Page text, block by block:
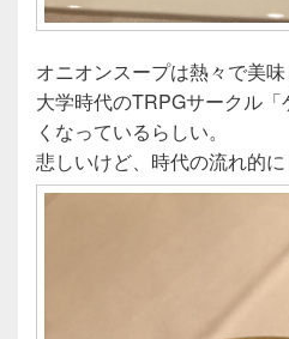
オニオンスープは熱々で美味
大学時代のTRPGサークル
くなっているらしい。
悲しいけど、時代の流れ的に